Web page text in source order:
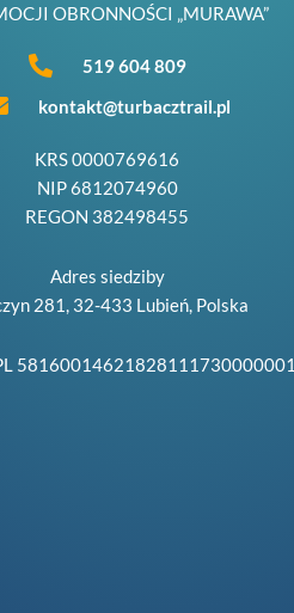
OBRONNOŚCI „MURAWA”
519 604 809
kontakt@turbacztrail.pl
KRS 0000769616
NIP 6812074960
REGON 382498455
Adres siedziby
281, 32-433 Lubień, Polska
58160014621828111730000001